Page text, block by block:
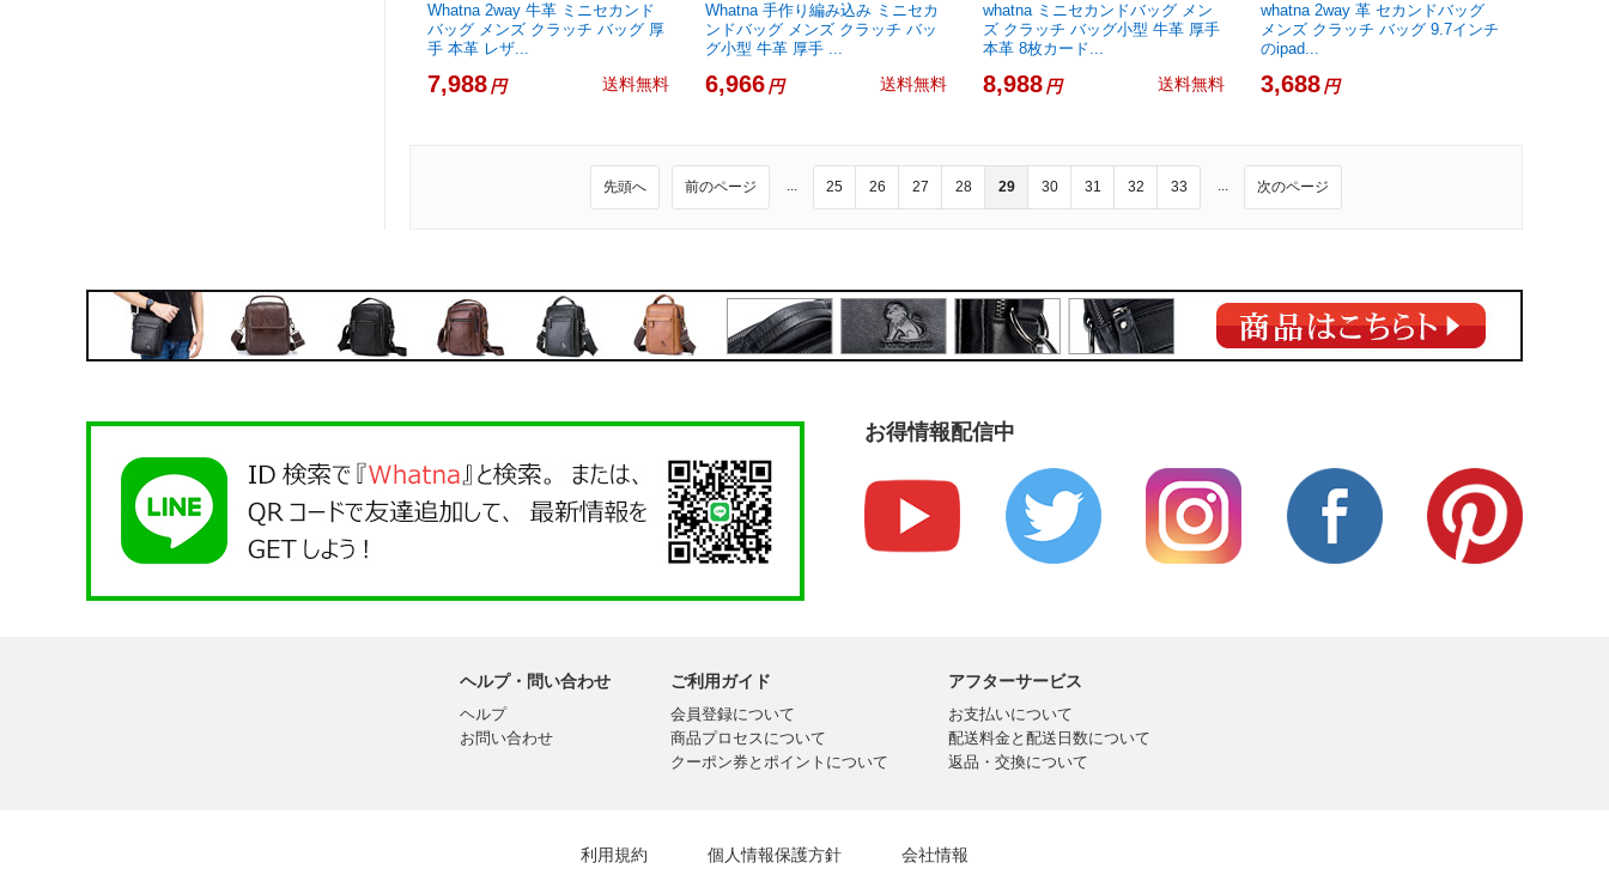
Whatna 2way 牛革 ミニセカンド
バッグ メンズ クラッチ バッグ 厚
手 本革 レザ...
7,988円 送料無料
Whatna 手作り編み込み ミニセカ
ンドバッグ メンズ クラッチ バッ
グ小型 牛革 厚手 ...
6,966円 送料無料
whatna ミニセカンドバッグ メン
ズ クラッチ バッグ小型 牛革 厚手
本革 8枚カード...
8,988円 送料無料
whatna 2way 革 セカンドバッグ
メンズ クラッチ バッグ 9.7インチ
のipad...
3,688円
先頭へ 前のページ ... 25 26 27 28 29 30 31 32 33 ... 次のページ
お得情報配信中
ヘルプ・問い合わせ
ヘルプ
お問い合わせ
ご利用ガイド
会員登録について
商品プロセスについて
クーポン券とポイントについて
アフターサービス
お支払いについて
配送料金と配送日数について
返品・交換について
利用規約 個人情報保護方針 会社情報